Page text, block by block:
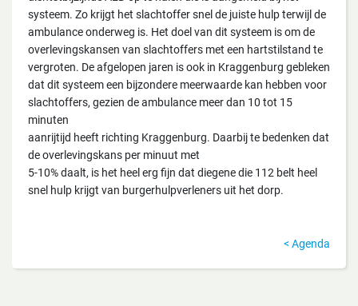
systeem. Zo krijgt het slachtoffer snel de juiste hulp terwijl de
ambulance onderweg is. Het doel van dit systeem is om de
overlevingskansen van slachtoffers met een hartstilstand te
vergroten. De afgelopen jaren is ook in Kraggenburg gebleken
dat dit systeem een bijzondere meerwaarde kan hebben voor
slachtoffers, gezien de ambulance meer dan 10 tot 15
minuten
aanrijtijd heeft richting Kraggenburg. Daarbij te bedenken dat
de overlevingskans per minuut met
5-10% daalt, is het heel erg fijn dat diegene die 112 belt heel
snel hulp krijgt van burgerhulpverleners uit het dorp.
Agenda